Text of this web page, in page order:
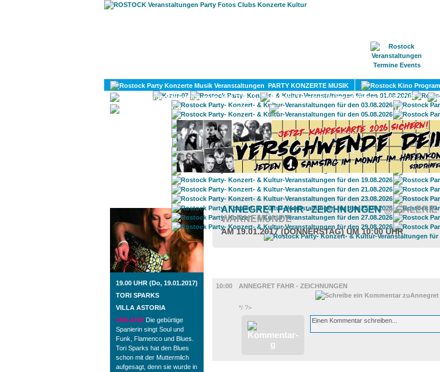
PARTY KONZERTE MUSIK
KULTUR
LITERATUR
DIVERSES
UMLAND
ROSTOCK TAGESTIPP
19.00 UHR (Do, 19.01.2017)
TORI SPARKS
VILLA ASTORIA
UMLAND Die gebürtige
Spanierin singt Soul und
Funk, Flamenco und Blues.
Tori Sparks hat den Blues
schon mit der Muttermilch
aufgesagt, denn sie wurde in
ANNEGRET FAHR - ZEICHNUNGEN@
WARNEMÜNDE
AM 19.01.2017 (DONNERSTAG) UM 10:00 UHR
10:00
ANNEGRET FAHR - ZEICHNUNGEN
*/ ?>